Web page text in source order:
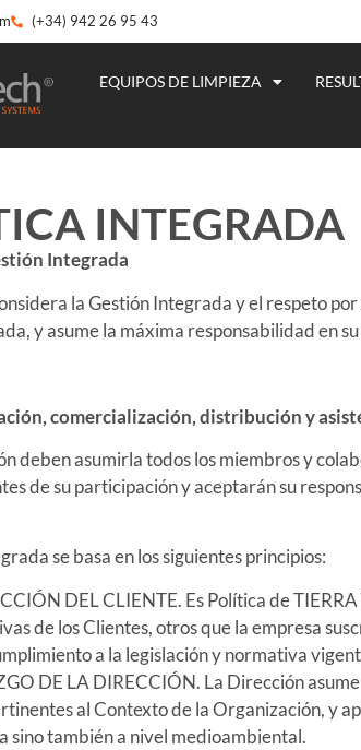
(+34) 942 26 95 43
EQUIPOS DE LIMPIEZA
INTEGRADA
Integrada
la Gestión Integrada y el respeto
y asume la máxima responsabilidad en
comercialización, distribución y
deben asumirla todos los miembros y
de su participación y aceptarán su
se basa en los siguientes principios:
DEL CLIENTE. Es Política de
de los Clientes, otros que la empresa
a la legislación y normativa
DE LA DIRECCIÓN. La Dirección
al Contexto de la Organización, y
sino también a nivel medioambiental.